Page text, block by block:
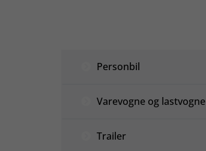
Personbil
Varevogne og lastvogne
Trailer